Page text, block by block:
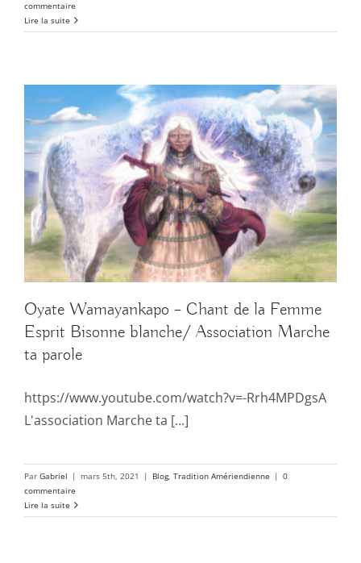
commentaire
Lire la suite
Oyate Wamayankapo – Chant de la Femme
Esprit Bisonne blanche/ Association Marche
ta parole
https://www.youtube.com/watch?v=-Rrh4MPDgsA
L'association Marche ta [...]
Par Gabriel | mars 5th, 2021 | Blog, Tradition Amériendienne | 0
commentaire
Lire la suite